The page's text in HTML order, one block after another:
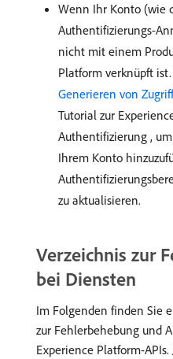
Wenn Ihr Konto (wie
Authentifizierungs-
nicht mit einem
Platform verknüpft
Generieren von
Tutorial zur
Authentifizierung ,
Ihrem Konto
zu aktualisieren.
Verzeichnis zur
bei Diensten
Im Folgenden finden Sie
zur Fehlerbehebung und
Experience Platform-